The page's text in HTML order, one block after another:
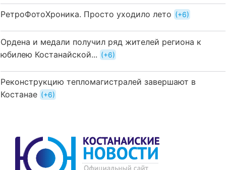
РетроФотоХроника. Просто уходило лето +6
Ордена и медали получил ряд жителей региона к
юбилею Костанайской...
+6
Реконструкцию тепломагистралей завершают в
Костанае
+6